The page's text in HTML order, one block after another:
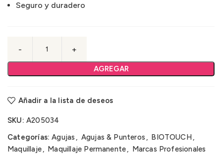
Seguro y duradero
AGREGAR
Añadir a la lista de deseos
SKU: A205034
Categorías: Agujas , Agujas & Punteros , BIOTOUCH ,
Maquillaje, Maquillaje Permanente,
Marcas Profesionales